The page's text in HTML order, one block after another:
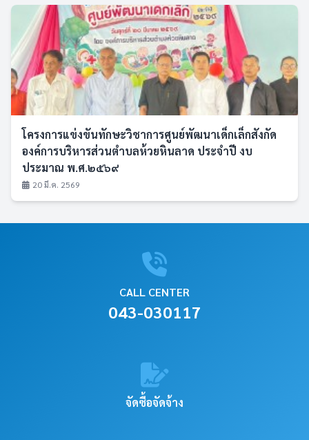
โครงการแข่งขันทักษะวิชาการศูนย์พัฒนาเด็กเล็กสังกัด
องค์การบริหารส่วนตำบลห้วยหินลาด ประจำปี งบ
ประมาณ พ.ศ.๒๕๖๙
20 มี.ค. 2569
CALL CENTER
043-030117
จัดซื้อจัดจ้าง